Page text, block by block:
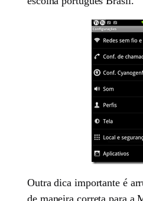
Outra dica importante é